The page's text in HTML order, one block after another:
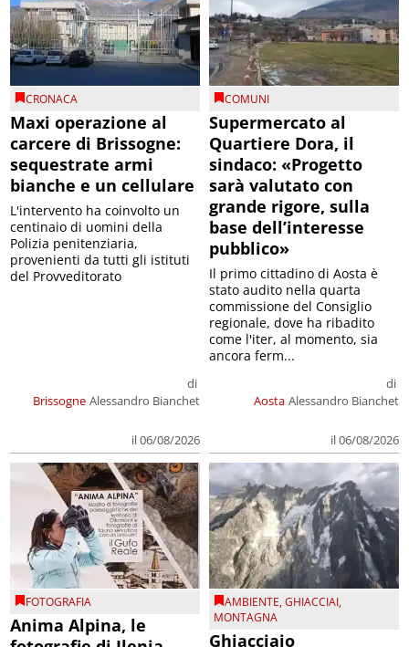
CRONACA
Maxi operazione al
carcere di Brissogne:
sequestrate armi
bianche e un cellulare
Brissogne
di
Alessandro Bianchet
il 06/08/2026
L'intervento ha coinvolto un
centinaio di uomini della
Polizia penitenziaria,
provenienti da tutti gli istituti
del Provveditorato
COMUNI
Supermercato al
Quartiere Dora, il
sindaco: «Progetto
sarà valutato con
grande rigore, sulla
base dell’interesse
pubblico»
Aosta
di
Alessandro Bianchet
il 06/08/2026
Il primo cittadino di Aosta è
stato audito nella quarta
commissione del Consiglio
regionale, dove ha ribadito
come l'iter, al momento, sia
ancora ferm...
FOTOGRAFIA
Anima Alpina, le
AMBIENTE,GHIACCIAI,
MONTAGNA
Ghiacciaio